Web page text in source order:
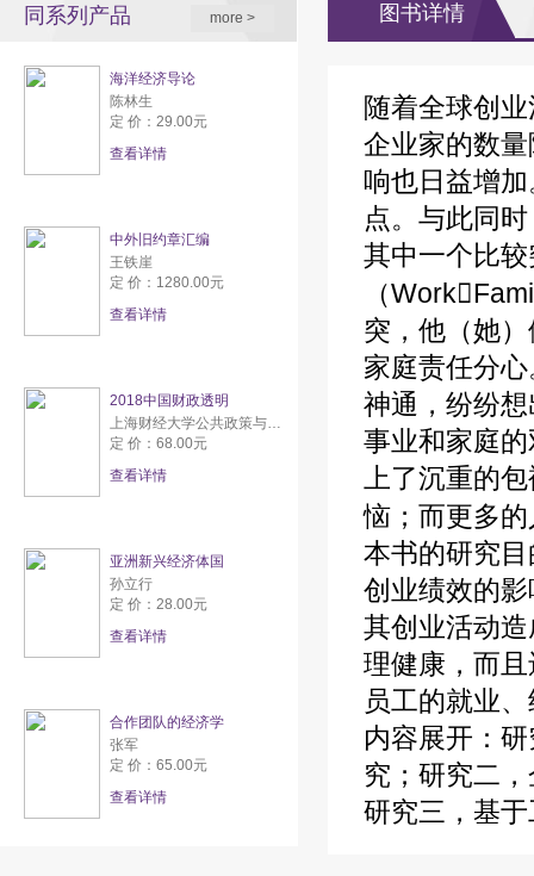
同系列产品 more >
海洋经济导论
陈林生
定 价：29.00元
查看详情
中外旧约章汇编
王铁崖
定 价：1280.00元
查看详情
2018中国财政透明
上海财经大学公共政策与研究中心
定 价：68.00元
查看详情
亚洲新兴经济体国
孙立行
定 价：28.00元
查看详情
合作团队的经济学
张军
定 价：65.00元
查看详情
图书详情
随着全球创
企业家的数
响也日益增
点。与此同
其中一个比
（
突，他（她
家庭责任分
神通，纷纷
事业和家庭
上了沉重的
恼；而更多
本书的研究
创业绩效的
其创业活动
理健康，而
员工的就业
内容展开：
究；研究二
研究三，基